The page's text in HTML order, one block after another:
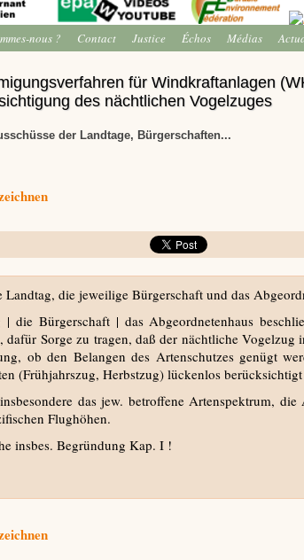
nous ? Contact Justice Échos Médias
für Windkraftanlagen
des nächtlichen Vogelzuges
der Landtage, Bürgerschaften...
die jeweilige Bürgerschaft und das
| die Bürgerschaft | das Abgeordnetenhaus
dafür Sorge zu tragen, daß der nächtliche
ob den Belangen des Artenschutzes genügt
(Frühjahrszug, Herbstzug) lückenlos
das jew. betroffene Artenspektrum,
Flughöhen.
insbes. Begründung Kap. I !